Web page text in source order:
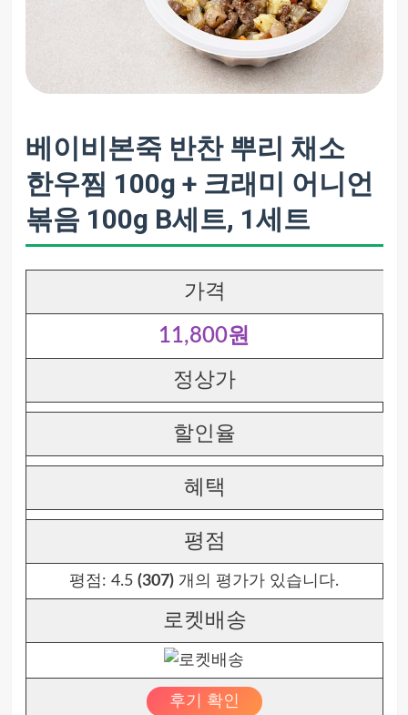
베이비본죽 반찬 뿌리 채소
한우찜 100g + 크래미 어니언
볶음 100g B세트, 1세트
가격
11,800원
정상가
할인율
혜택
평점
평점: 4.5 (307) 개의 평가가 있습니다.
로켓배송
후기 확인